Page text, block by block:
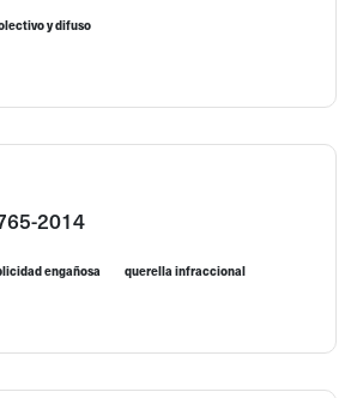
y difuso
2014
engañosa querella infraccional